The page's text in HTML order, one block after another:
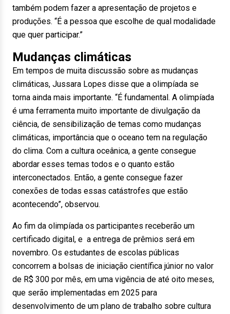
também podem fazer a apresentação de projetos e
produções. “É a pessoa que escolhe de qual modalidade
que quer participar.”
Mudanças climáticas
Em tempos de muita discussão sobre as mudanças
climáticas, Jussara Lopes disse que a olimpíada se
torna ainda mais importante. “É fundamental. A olimpíada
é uma ferramenta muito importante de divulgação da
ciência, de sensibilização de temas como mudanças
climáticas, importância que o oceano tem na regulação
do clima. Com a cultura oceânica, a gente consegue
abordar esses temas todos e o quanto estão
interconectados. Então, a gente consegue fazer
conexões de todas essas catástrofes que estão
acontecendo”, observou.
Ao fim da olimpíada os participantes receberão um
certificado digital, e a entrega de prêmios será em
novembro. Os estudantes de escolas públicas
concorrem a bolsas de iniciação científica júnior no valor
de R$ 300 por mês, em uma vigência de até oito meses,
que serão implementadas em 2025 para
desenvolvimento de um plano de trabalho sobre cultura